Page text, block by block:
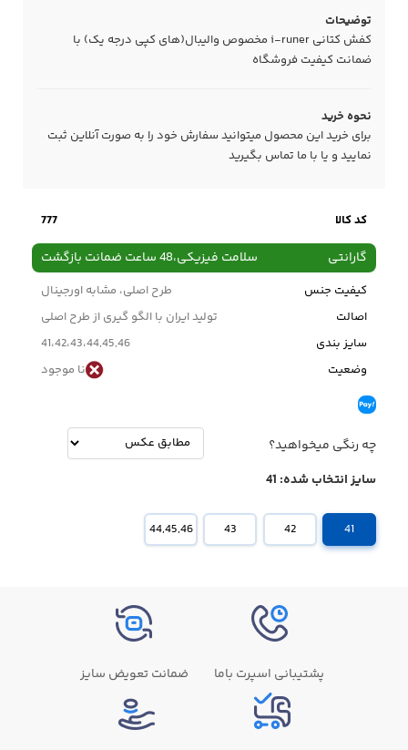
توضیحات
کفش کتانی i-runer مخصوص والیبال(های کپی درجه یک) با
ضمانت کیفیت فروشگاه
نحوه خرید
برای خرید این محصول میتوانید سفارش خود را به صورت آنلاین ثبت
نمایید و یا با ما تماس بگیرید
کد کالا 777
گارانتی سلامت فیزیکی،48 ساعت ضمانت بازگشت
کیفیت جنس
طرح اصلی، مشابه اورجینال
اصالت
تولید ایران با الگو گیری از طرح اصلی
سایز بندی
41،42،43،44,45,46
وضعیت
نا موجود
چه رنگی میخواهید؟
سایز انتخاب شده: 41
41
42
43
44,45,46
پشتیبانی اسپرت باما ضمانت تعویض سایز